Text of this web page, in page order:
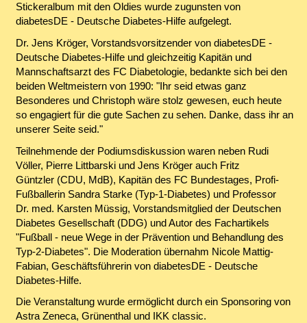
Stickeralbum mit den Oldies wurde zugunsten von
diabetesDE - Deutsche Diabetes-Hilfe aufgelegt.
Dr. Jens Kröger, Vorstandsvorsitzender von diabetesDE -
Deutsche Diabetes-Hilfe und gleichzeitig Kapitän und
Mannschaftsarzt des FC Diabetologie, bedankte sich bei den
beiden Weltmeistern von 1990: "Ihr seid etwas ganz
Besonderes und Christoph wäre stolz gewesen, euch heute
so engagiert für die gute Sachen zu sehen. Danke, dass ihr an
unserer Seite seid."
Teilnehmende der Podiumsdiskussion waren neben Rudi
Völler, Pierre Littbarski und Jens Kröger auch Fritz
Güntzler (CDU, MdB), Kapitän des FC Bundestages, Profi-
Fußballerin Sandra Starke (Typ-1-Diabetes) und Professor
Dr. med. Karsten Müssig, Vorstandsmitglied der Deutschen
Diabetes Gesellschaft (DDG) und Autor des Fachartikels
"Fußball - neue Wege in der Prävention und Behandlung des
Typ-2-Diabetes". Die Moderation übernahm Nicole Mattig-
Fabian, Geschäftsführerin von diabetesDE - Deutsche
Diabetes-Hilfe.
Die Veranstaltung wurde ermöglicht durch ein Sponsoring von
Astra Zeneca, Grünenthal und IKK classic.